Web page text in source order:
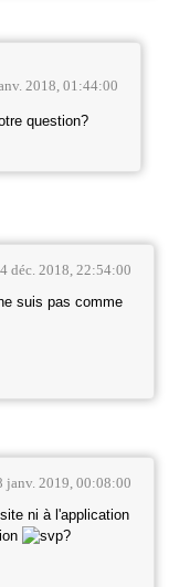
2018, 01:44:00
question?
déc. 2018, 22:54:00
suis pas comme
janv. 2019, 00:08:00
ni à l'application
?